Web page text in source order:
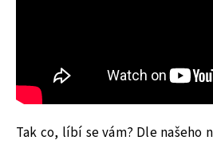
Tak co, líbí se vám? Dle našeho